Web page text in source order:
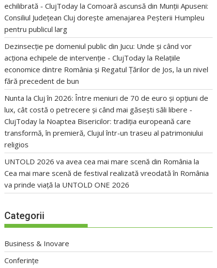
echilibrată - ClujToday laComoară ascunsă din Munții Apuseni:
Consiliul Județean Cluj dorește amenajarea Peșterii Humpleu
pentru publicul larg
Dezinsecție pe domeniul public din Jucu: Unde și când vor
acționa echipele de intervenție - ClujToday la Relațiile
economice dintre România și Regatul Țărilor de Jos, la un nivel
fără precedent de bun
Nunta la Cluj în 2026: Între meniuri de 70 de euro și opțiuni de
lux, cât costă o petrecere și când mai găsești săli libere -
ClujToday la Noaptea Bisericilor: tradiția europeană care
transformă, în premieră, Clujul într-un traseu al patrimoniului
religios
UNTOLD 2026 va avea cea mai mare scenă din România la
Cea mai mare scenă de festival realizată vreodată în România
va prinde viață la UNTOLD ONE 2026
Categorii
Business & Inovare
Conferințe